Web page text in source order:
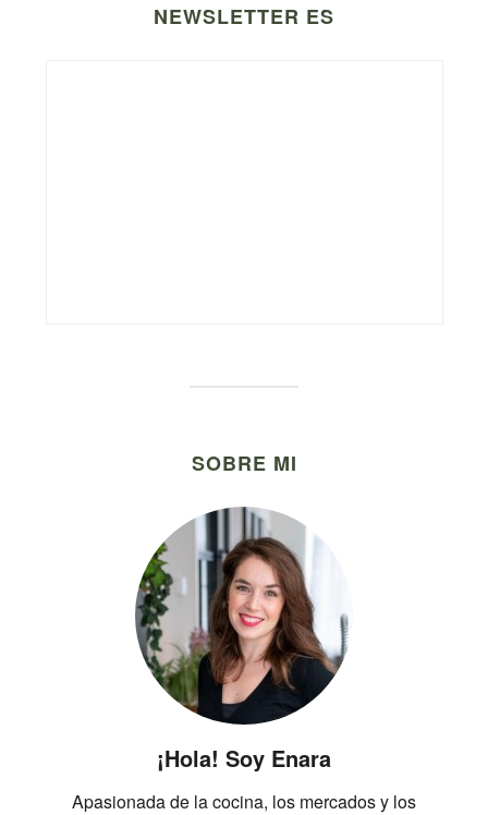
NEWSLETTER ES
SOBRE MI
¡Hola! Soy Enara
Apasionada de la cocina, los mercados y los